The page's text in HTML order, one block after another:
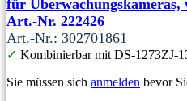
für Überwachungskameras,
Art.-Nr. 222426
Art.-Nr.: 302701861
✓ Kombinierbar mit DS-1273ZJ-
Sie müssen sich anmelden bevor